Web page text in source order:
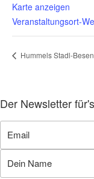
Karte anzeigen
Veranstaltungsort-
Hummels Stadl-Besen
Der Newsletter